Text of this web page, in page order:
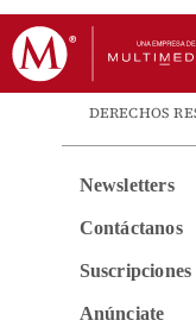
DERECHOS
Newsletters
Contáctanos
Suscripciones
Anúnciate